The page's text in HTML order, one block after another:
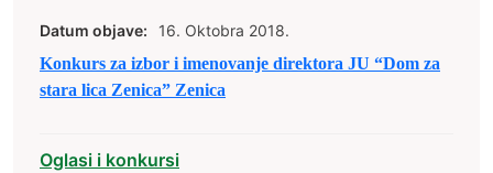
Datum objave:
16. Oktobra 2018.
Konkurs za izbor i imenovanje direktora JU “Dom za
stara lica Zenica” Zenica
Oglasi i konkursi